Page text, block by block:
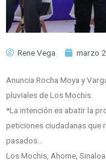
Rene Vega marzo
Anuncia Rocha Moya y
pluviales de Los Mochis.
*La intención es abatir la
peticiones ciudadanas que
pasados…
Los Mochis, Ahome,